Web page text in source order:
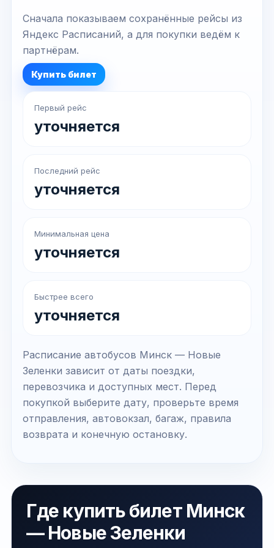
Сначала показываем сохранённые рейсы из
Яндекс Расписаний, а для покупки ведём к
партнёрам.
Купить билет
Первый рейс
уточняется
Последний рейс
уточняется
Минимальная цена
уточняется
Быстрее всего
уточняется
Расписание автобусов Минск — Новые
Зеленки зависит от даты поездки,
перевозчика и доступных мест. Перед
покупкой выберите дату, проверьте время
отправления, автовокзал, багаж, правила
возврата и конечную остановку.
Где купить билет Минск
— Новые Зеленки